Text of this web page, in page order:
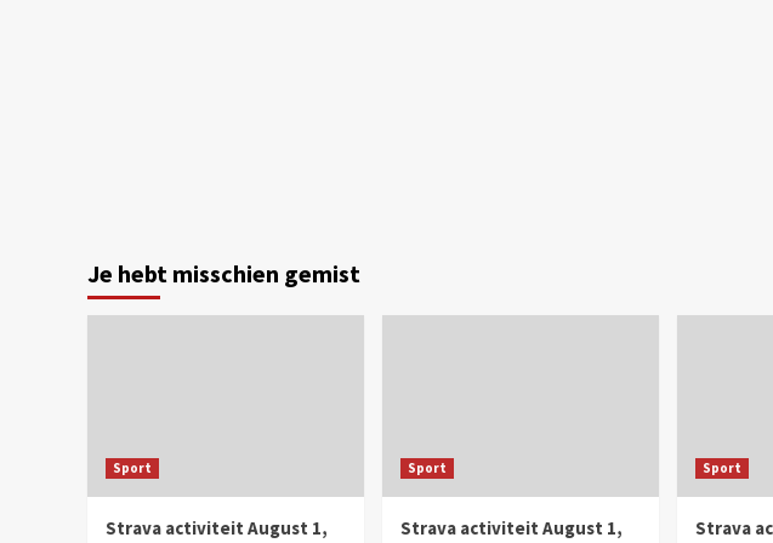
Je hebt misschien gemist
Sport
Strava activiteit August 1,
Sport
Strava activiteit August 1,
Sport
Strava